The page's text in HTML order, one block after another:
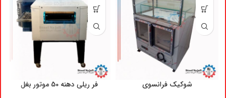
شوکیک فرانسوی
فر ریلی دهنه 50 موتور بغل